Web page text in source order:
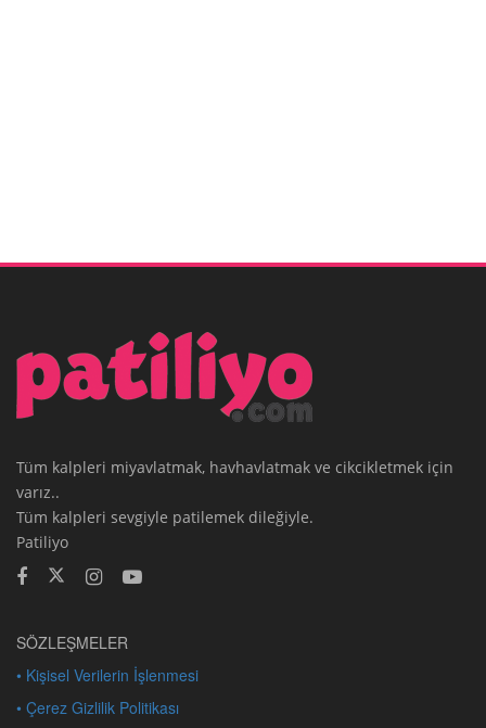
Tüm kalpleri miyavlatmak, havhavlatmak ve cikcikletmek için
varız..
Tüm kalpleri sevgiyle patilemek dileğiyle.
Patiliyo
SÖZLEŞMELER
• Kişisel Verilerin İşlenmesi
• Çerez Gizlilik Politikası